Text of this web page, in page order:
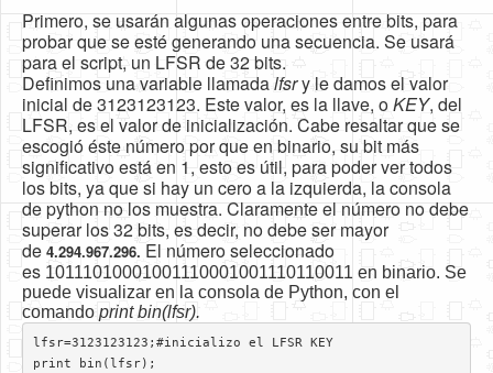
Primero, se usarán algunas operaciones entre bits, para
probar que se esté generando una secuencia. Se usará
para el script, un LFSR de 32 bits.
Definimos una variable llamadalfsry le damos el valor
inicial de 3123123123. Este valor, es la llave, oKEY, del
LFSR, es el valor de inicialización. Cabe resaltar que se
escogió éste número por que en binario, su bit más
significativo está en 1, esto es útil, para poder ver todos
los bits, ya que si hay un cero a la izquierda, la consola
de python no los muestra. Claramente el número no debe
superar los 32 bits, es decir, no debe ser mayor
de 4.294.967.296. El número seleccionado
es 10111010001001110001001110110011 en binario. Se
puede visualizar en la consola de Python, con el
comando print bin(lfsr).
lfsr=3123123123;#inicializo el LFSR KEY
print bin(lfsr);